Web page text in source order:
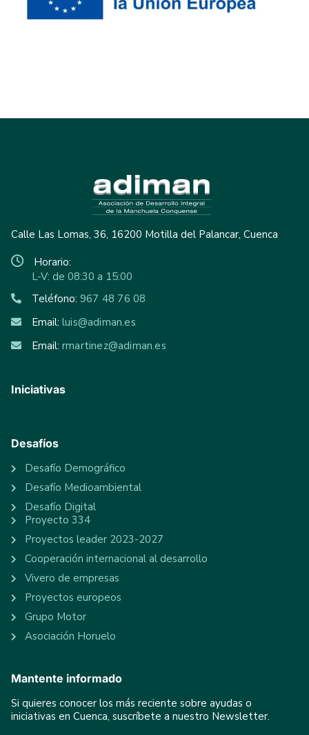
Calle Las Lomas, 36, 16200 Motilla del Palancar, Cuenca
Horario:
L-V: de 08:30 a 15:00
Teléfono: 967 48 76 08
Email: luis@adiman.es
Email: rmartinez@adiman.es
Iniciativas
Desafíos
Desafío Demográfico
Desafío Medioambiental
Desafío Digital
Proyecto 334
Proyectos leader 2023-2027
Cooperación internacional al desarrollo
Vivero de empresas
Proyectos europeos
Grupo Motor
Asociación Horuelo
Mantente informado
Si quieres conocer los más reciente sobre ayudas o
iniciativas en Cuenca, suscríbete a nuestro Newsletter.